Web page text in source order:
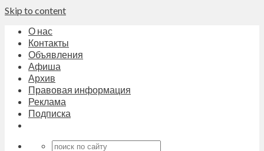
Skip to content
О нас
Контакты
Объявления
Афиша
Архив
Правовая информация
Реклама
Подписка